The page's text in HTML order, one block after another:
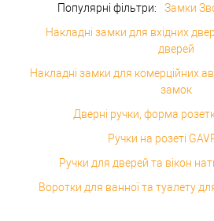
Популярні фільтри:
Замки
Накладні замки для вхідних
дверей
Накладні замки для комерційних
замок
Дверні ручки, форма
Ручки на розеті
Ручки для дверей та вікон
Воротки для ванної та туалету